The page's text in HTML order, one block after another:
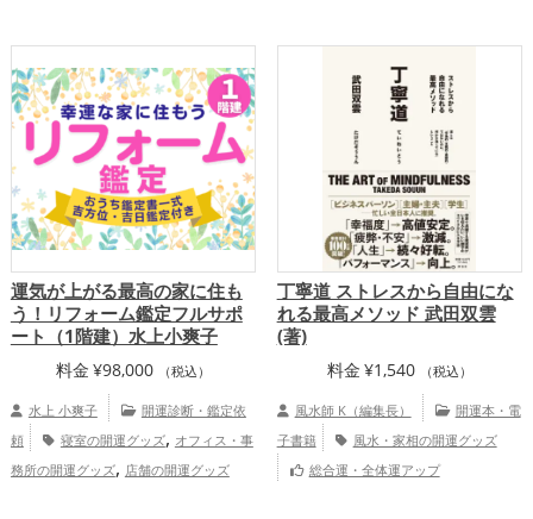
の開運グッズ
恋愛運アップ,結婚運
アップ,金運アップ,仕事運アップ ,健康
運アップ,家庭運・家族運アップ , 総合
運・全体運アップ
運気が上がる最高の家に住も
う！リフォーム鑑定フルサポ
ート（1階建）水上小爽子
料金 ¥98,000 （税込）
水上 小爽子
開運診断・鑑定依
頼
寝室の開運グッズ, オフィス・事
務所の開運グッズ, 店舗の開運グッズ
丁寧道 ストレスから自由にな
れる最高メソッド 武田双雲
(著)
料金 ¥1,540 （税込）
風水師 K（編集長）
開運本・電
子書籍
風水・家相の開運グッズ
総合運・全体運アップ